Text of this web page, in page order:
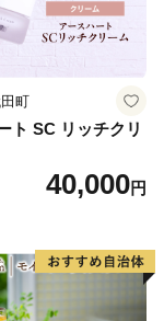
町
ト SC リッチクリ
40,000円